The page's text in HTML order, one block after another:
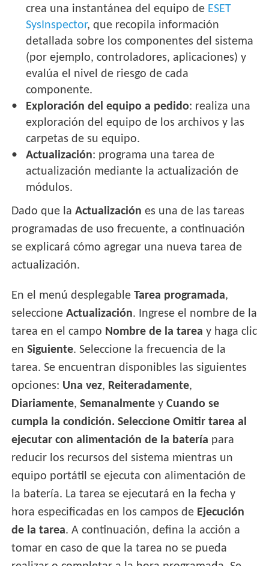
crea una instantánea del equipo de ESET
SysInspector, que recopila información
detallada sobre los componentes del sistema
(por ejemplo, controladores, aplicaciones) y
evalúa el nivel de riesgo de cada
componente.
Exploración del equipo a pedido: realiza una
exploración del equipo de los archivos y las
carpetas de su equipo.
Actualización: programa una tarea de
actualización mediante la actualización de
módulos.
Dado que laActualización es una de las tareas
programadas de uso frecuente, a continuación
se explicará cómo agregar una nueva tarea de
actualización.
En el menú desplegableTarea programada,
seleccioneActualización. Ingrese el nombre de la
tarea en el campo Nombre de la tarea y haga clic
enSiguiente. Seleccione la frecuencia de la
tarea. Se encuentran disponibles las siguientes
opciones: Una vez, Reiteradamente,
Diariamente,Semanalmente yCuando se
cumpla la condición. Seleccione Omitir tarea al
ejecutar con alimentación de la batería para
reducir los recursos del sistema mientras un
equipo portátil se ejecuta con alimentación de
la batería. La tarea se ejecutará en la fecha y
hora especificadas en los campos de Ejecución
de la tarea. A continuación, defina la acción a
tomar en caso de que la tarea no se pueda